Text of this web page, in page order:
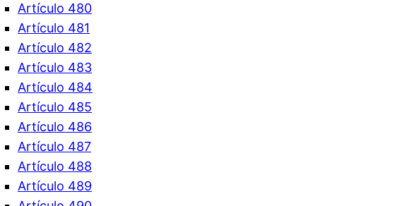
Artículo 480
Artículo 481
Artículo 482
Artículo 483
Artículo 484
Artículo 485
Artículo 486
Artículo 487
Artículo 488
Artículo 489